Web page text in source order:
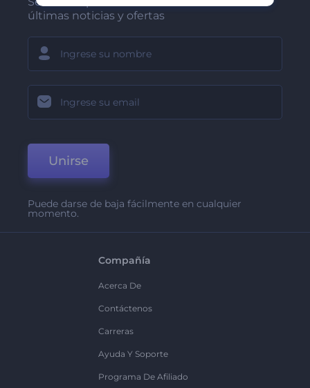
últimas noticias y ofertas
Unirse
Puede darse de baja fácilmente en cualquier
momento.
Compañía
Acerca De
Contáctenos
Carreras
Ayuda Y Soporte
Programa De Afiliado